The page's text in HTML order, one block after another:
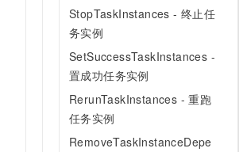
StopTaskInstances - 终止任
务实例
SetSuccessTaskInstances -
置成功任务实例
RerunTaskInstances - 重跑
任务实例
RemoveTaskInstanceDepe